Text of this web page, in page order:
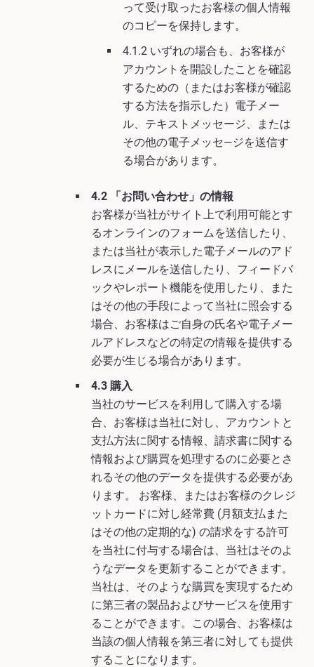
って受け取ったお客様の個人情報
のコピーを保持します。
4.1.2 いずれの場合も、お客様が
アカウントを開設したことを確認
するための（またはお客様が確認
する方法を指示した）電子メー
ル、テキストメッセージ、または
その他の電子メッセ―ジを送信す
る場合があります。
4.2 「お問い合わせ」の情報
お客様が当社がサイト上で利用可能とす
るオンラインのフォームを送信したり、
または当社が表示した電子メールのアド
レスにメールを送信したり、フィードバ
ックやレポート機能を使用したり、また
はその他の手段によって当社に照会する
場合、お客様はご自身の氏名や電子メー
ルアドレスなどの特定の情報を提供する
必要が生じる場合があります。
4.3 購入
当社のサービスを利用して購入する場
合、お客様は当社に対し、アカウントと
支払方法に関する情報、請求書に関する
情報および購買を処理するのに必要とさ
れるその他のデータを提供する必要があ
ります。 お客様、またはお客様のクレジ
ットカードに対し経常費 (月額支払また
はその他の定期的な) の請求をする許可
を当社に付与する場合は、当社はそのよ
うなデータを更新することができます。
当社は、そのような購買を実現するため
に第三者の製品およびサービスを使用す
ることができます。この場合、お客様は
当該の個人情報を第三者に対しても提供
することになります。